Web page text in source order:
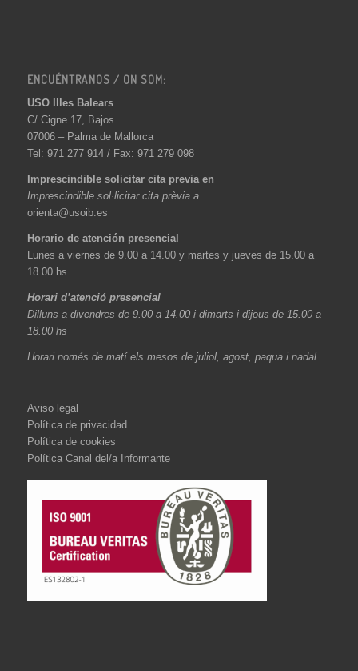
ENCUÉNTRANOS / ON SOM:
USO Illes Balears
C/ Cigne 17, Bajos
07006 – Palma de Mallorca
Tel: 971 277 914 / Fax: 971 279 098
Imprescindible solicitar cita previa en
Imprescindible sol·licitar cita prèvia a
orienta@usoib.es
Horario de atención presencial
Lunes a viernes de 9.00 a 14.00 y martes y jueves de 15.00 a
18.00 hs
Horari d’atenció presencial
Dilluns a divendres de 9.00 a 14.00 i dimarts i dijous de 15.00 a
18.00 hs
Horari només de matí els mesos de juliol, agost, paqua i nadal
Aviso legal
Política de privacidad
Política de cookies
Política Canal del/a Informante